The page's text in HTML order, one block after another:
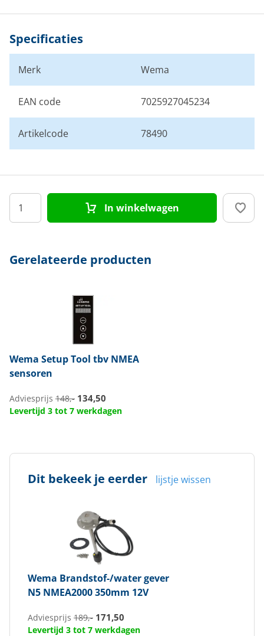
Specificaties
Merk Wema
EAN code 7025927045234
Artikelcode 78490
In winkelwagen
Gerelateerde producten
Wema Setup Tool tbv NMEA
sensoren
Adviesprijs 148,- 134,50
Levertijd 3 tot 7 werkdagen
Dit bekeek je eerder lijstje wissen
Wema Brandstof-/water gever
N5 NMEA2000 350mm 12V
Adviesprijs 189,- 171,50
Levertijd 3 tot 7 werkdagen